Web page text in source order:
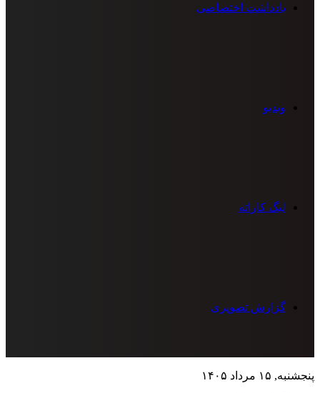
یادداشت اختصاصی
ویدیو
لیگ کاراته
گزارش تصویری
پنجشنبه, ۱۵ مرداد ۱۴۰۵